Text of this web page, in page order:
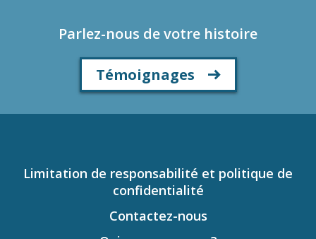
Parlez-nous de votre histoire
Témoignages
Limitation de responsabilité et politique de
confidentialité
Contactez-nous